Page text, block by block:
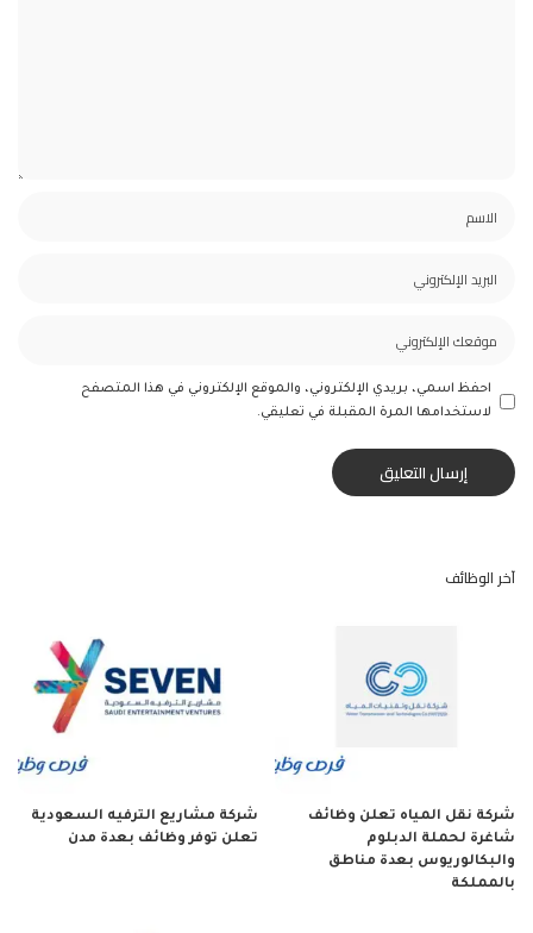
احفظ اسمي، بريدي الإلكتروني، والموقع الإلكتروني في هذا المتصفح
لاستخدامها المرة المقبلة في تعليقي.
آخر الوظائف
شركة نقل المياه تعلن وظائف
شاغرة لحملة الدبلوم
والبكالوريوس بعدة مناطق
بالمملكة
شركة مشاريع الترفيه السعودية
تعلن توفر وظائف بعدة مدن